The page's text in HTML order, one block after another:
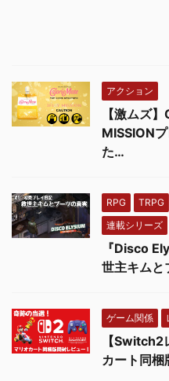
アクション
【激ムズ
MISSION
た…
RPG TRPG
連載シリーズ
『Disco
世主キムと
ゲーム関係
【Switch2
カート同梱